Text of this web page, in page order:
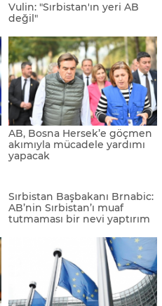
AB Komisyonu Başkanı Von
der Leyen Sırbistan'ı ziyaret
etti
Von der Leyen: "Arnavutluk,
AB yolunda kararlı bir şekilde
ilerliyor"
AB'nin "aday ülke" statüsü
görüşünü "göz boyama"
olarak nitelendirdi